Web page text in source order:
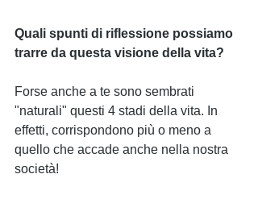
Quali spunti di riflessione possiamo
trarre da questa visione della vita?
Forse anche a te sono sembrati
"naturali" questi 4 stadi della vita. In
effetti, corrispondono più o meno a
quello che accade anche nella nostra
società!